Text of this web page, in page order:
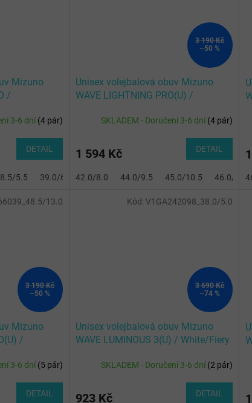
Mizuno
/
3-6 dní(4 pár)
DETAIL
5.5 39.0/6.0 40.0/6.5 40.5/7.0 41.0/7.5 42.0/8.0
3 190 Kč
–50 %
Unisex volejbalová obuv Mizuno
WAVE LIGHTNING PRO(U) /
SKLADEM - Doručení 3-6 dní(4 pár)
1 594 Kč DETAIL
42.0/8.0 44.0/9.5 45.0/10.5 46.0/11.0
3 190 Kč
–50 %
Mizuno
/
3-6 dní(5 pár)
DETAIL
13.0
3 690 Kč
–74 %
Unisex volejbalová obuv Mizuno
WAVE LUMINOUS 3(U) / White/Fiery
SKLADEM - Doručení 3-6 dní(2 pár)
923 Kč DETAIL
Kód: V1GA242098_38.0/5.0